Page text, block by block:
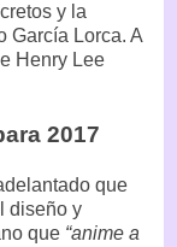
y la
García Lorca. A
Henry Lee
2017
que
diseño y
que “anime a